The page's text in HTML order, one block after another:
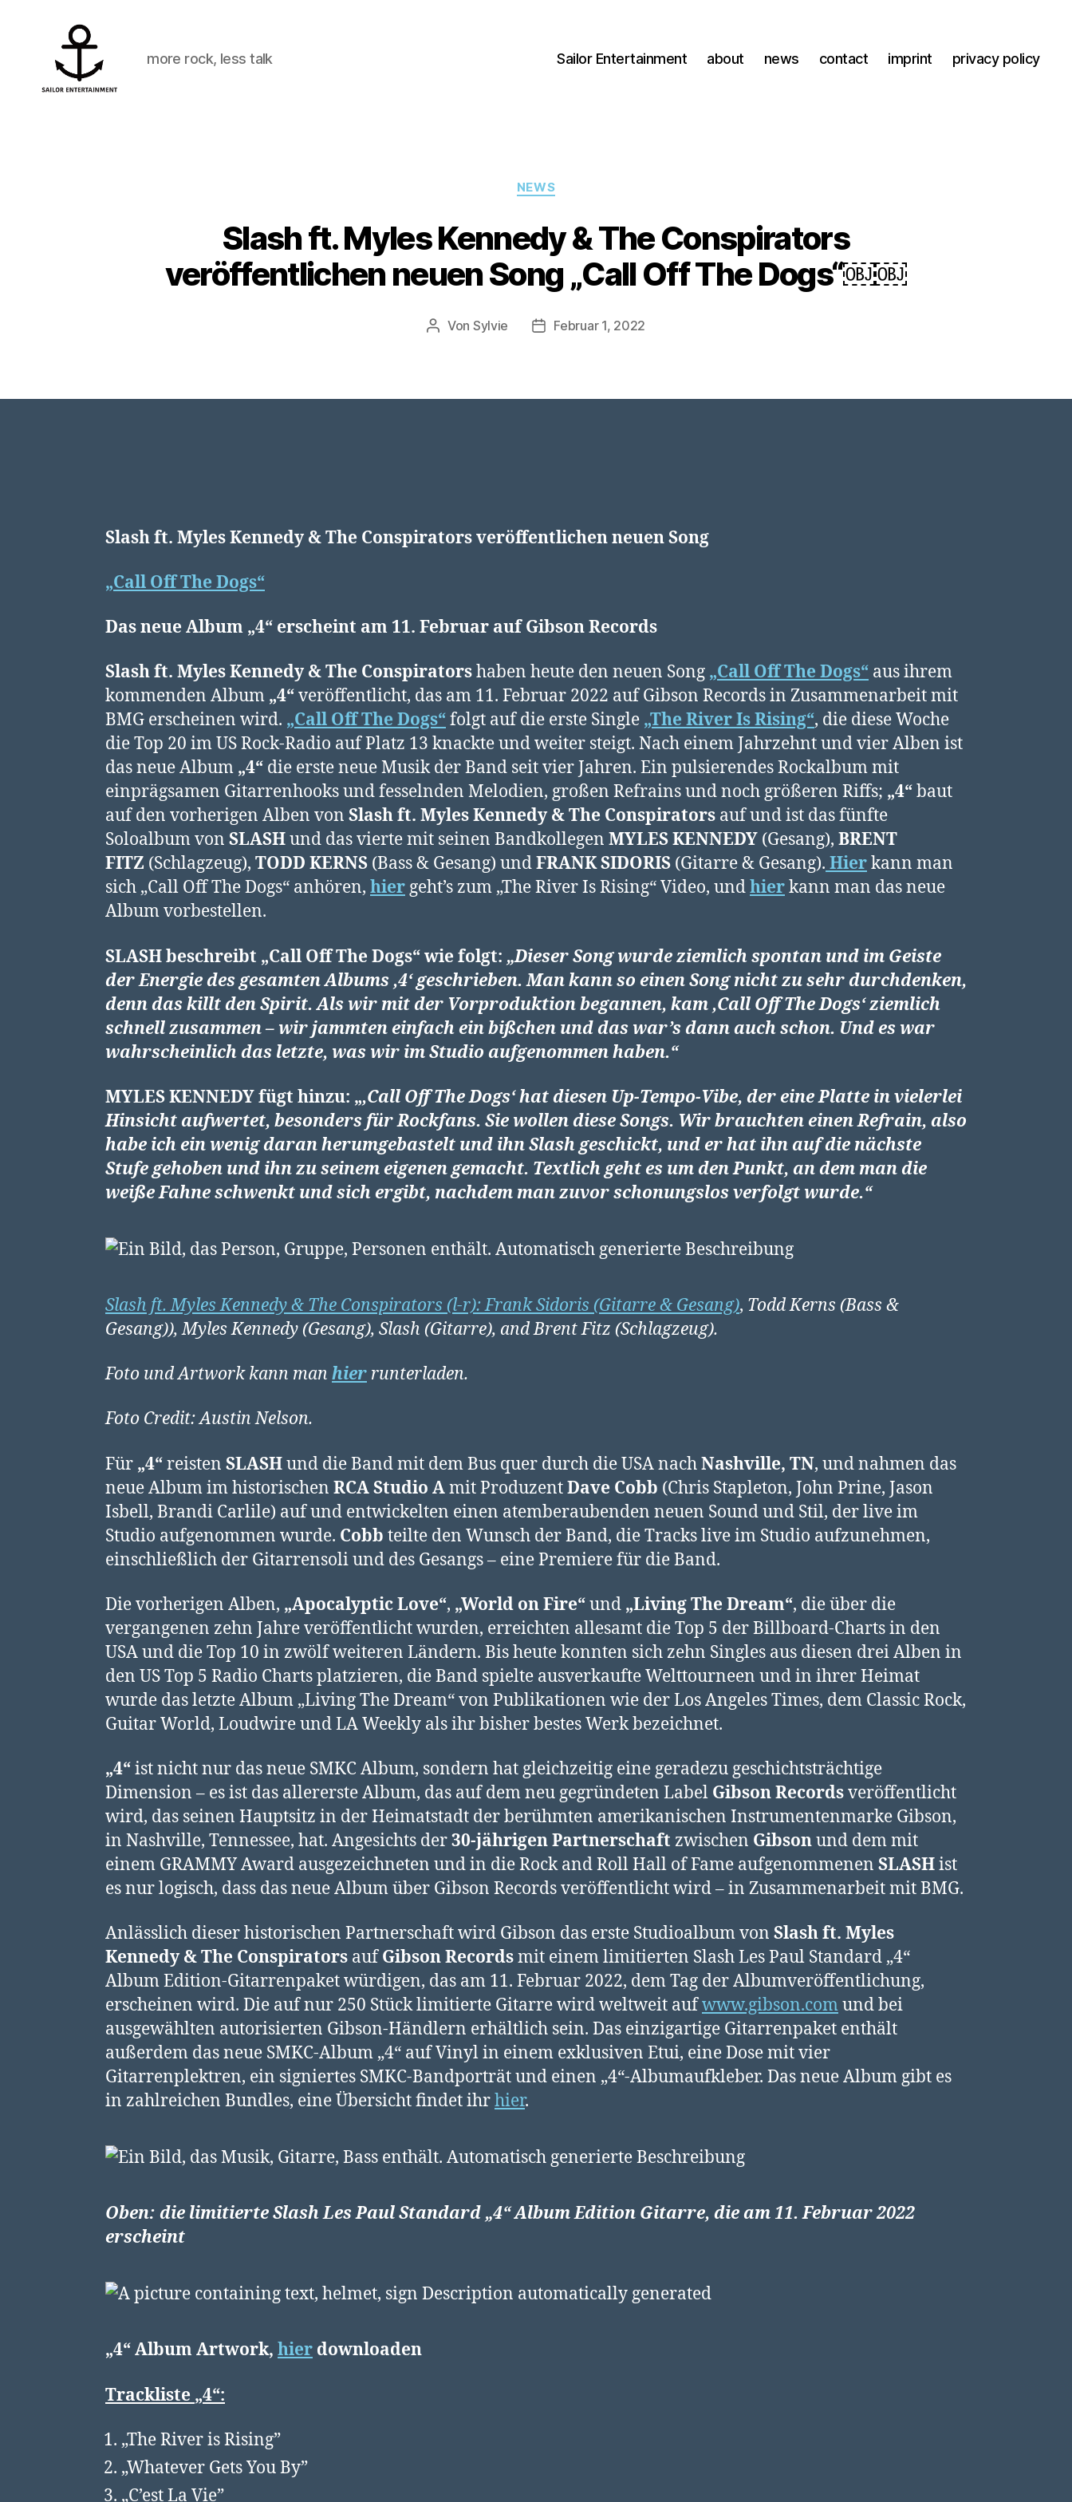
more rock, less talk Sailor Entertainment about news contact imprint privacy policy
Kategorien
NEWS
Slash ft. Myles Kennedy & The Conspirators
veröffentlichen neuen Song „Call Off The Dogs“￼￼
Beitragsautor
Von Sylvie Veröffentlichungsdatum
Februar 1, 2022
Slash ft. Myles Kennedy & The Conspirators veröffentlichen neuen Song
„Call Off The Dogs“
Das neue Album „4“ erscheint am 11. Februar auf Gibson Records
Slash ft. Myles Kennedy & The Conspiratorshaben heute den neuen Song „Call Off The Dogs“ aus ihrem
kommenden Album „4“veröffentlicht, das am 11. Februar 2022 auf Gibson Records in Zusammenarbeit mit
BMG erscheinen wird. „Call Off The Dogs“folgt auf die erste Single „The River Is Rising“, die diese Woche
die Top 20 im US Rock-Radio auf Platz 13 knackte und weiter steigt. Nach einem Jahrzehnt und vier Alben ist
das neue Album „4“ die erste neue Musik der Band seit vier Jahren. Ein pulsierendes Rockalbum mit
einprägsamen Gitarrenhooks und fesselnden Melodien, großen Refrains und noch größeren Riffs; „4“baut
auf den vorherigen Alben von Slash ft. Myles Kennedy & The Conspirators auf und ist das fünfte
Soloalbum von SLASHund das vierte mit seinen Bandkollegen MYLES KENNEDY (Gesang), BRENT
FITZ (Schlagzeug), TODD KERNS (Bass & Gesang) undFRANK SIDORIS (Gitarre & Gesang). Hierkann man
sich „Call Off The Dogs“ anhören, hier geht’s zum „The River Is Rising“ Video, undhierkann man das neue
Album vorbestellen.
SLASHbeschreibt „Call Off The Dogs“wie folgt: „Dieser Song wurde ziemlich spontan und im Geiste
der Energie des gesamten Albums ‚4‘ geschrieben. Man kann so einen Song nicht zu sehr durchdenken,
denn das killt den Spirit. Als wir mit der Vorproduktion begannen, kam ‚Call Off The Dogs‘ ziemlich
schnell zusammen – wir jammten einfach ein bißchen und das war’s dann auch schon. Und es war
wahrscheinlich das letzte, was wir im Studio aufgenommen haben.“
MYLES KENNEDYfügt hinzu: „‚Call Off The Dogs‘ hat diesen Up-Tempo-Vibe, der eine Platte in vielerlei
Hinsicht aufwertet, besonders für Rockfans. Sie wollen diese Songs. Wir brauchten einen Refrain, also
habe ich ein wenig daran herumgebastelt und ihn Slash geschickt, und er hat ihn auf die nächste
Stufe gehoben und ihn zu seinem eigenen gemacht. Textlich geht es um den Punkt, an dem man die
weiße Fahne schwenkt und sich ergibt, nachdem man zuvor schonungslos verfolgt wurde.“
Slash ft. Myles Kennedy & The Conspirators (l-r): Frank Sidoris (Gitarre & Gesang), Todd Kerns (Bass &
Gesang)), Myles Kennedy (Gesang), Slash (Gitarre), andBrent Fitz (Schlagzeug).
Foto und Artwork kann man hier runterladen.
Foto Credit: Austin Nelson.
Für „4“reisten SLASHund die Band mit dem Bus quer durch die USA nachNashville, TN, und nahmen das
neue Album im historischen RCA Studio Amit ProduzentDave Cobb (Chris Stapleton, John Prine, Jason
Isbell, Brandi Carlile) auf und entwickelten einen atemberaubenden neuen Sound und Stil, der live im
Studio aufgenommen wurde. Cobb teilte den Wunsch der Band, die Tracks live im Studio aufzunehmen,
einschließlich der Gitarrensoli und des Gesangs – eine Premiere für die Band.
Die vorherigen Alben, „Apocalyptic Love“, „World on Fire“und „Living The Dream“, die über die
vergangenen zehn Jahre veröffentlicht wurden, erreichten allesamt die Top 5 der Billboard-Charts in den
USA und die Top 10 in zwölf weiteren Ländern. Bis heute konnten sich zehn Singles aus diesen drei Alben in
den US Top 5 Radio Charts platzieren, die Band spielte ausverkaufte Welttourneen und in ihrer Heimat
wurde das letzte Album „Living The Dream“ von Publikationen wie der Los Angeles Times, dem Classic Rock,
Guitar World, Loudwire und LA Weekly als ihr bisher bestes Werk bezeichnet.
„4“ist nicht nur das neue SMKC Album, sondern hat gleichzeitig eine geradezu geschichtsträchtige
Dimension – es ist das allererste Album, das auf dem neu gegründeten Label Gibson Recordsveröffentlicht
wird, das seinen Hauptsitz in der Heimatstadt der berühmten amerikanischen Instrumentenmarke Gibson,
in Nashville, Tennessee, hat. Angesichts der30-jährigen Partnerschaft zwischen Gibsonund dem mit
einem GRAMMY Award ausgezeichneten und in die Rock and Roll Hall of Fame aufgenommenen SLASHist
es nur logisch, dass das neue Album über Gibson Records veröffentlicht wird – in Zusammenarbeit mit BMG.
Anlässlich dieser historischen Partnerschaft wird Gibson das erste Studioalbum von Slash ft. Myles
Kennedy & The Conspirators aufGibson Recordsmit einem limitierten Slash Les Paul Standard „4“
Album Edition-Gitarrenpaket würdigen, das am 11. Februar 2022, dem Tag der Albumveröffentlichung,
erscheinen wird. Die auf nur 250 Stück limitierte Gitarre wird weltweit aufwww.gibson.comund bei
ausgewählten autorisierten Gibson-Händlern erhältlich sein. Das einzigartige Gitarrenpaket enthält
außerdem das neue SMKC-Album „4“ auf Vinyl in einem exklusiven Etui, eine Dose mit vier
Gitarrenplektren, ein signiertes SMKC-Bandporträt und einen „4“-Albumaufkleber. Das neue Album gibt es
in zahlreichen Bundles, eine Übersicht findet ihrhier.
Oben: die limitierteSlash Les Paul Standard „4“ Album Edition Gitarre, die am 11. Februar 2022
erscheint
„4“Album Artwork, hier downloaden
Trackliste „4“:
„The River is Rising”
„Whatever Gets You By”
„C’est La Vie”